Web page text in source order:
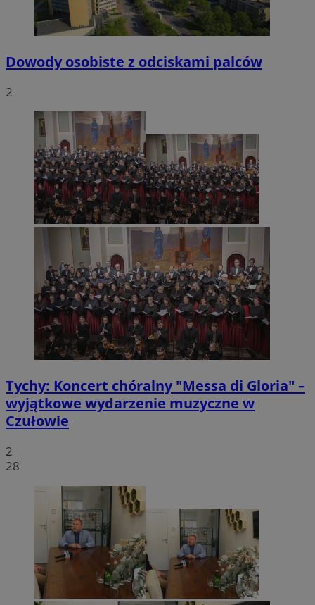
Dowody osobiste z odciskami palców
2
Tychy: Koncert chóralny "Messa di Gloria" –
wyjątkowe wydarzenie muzyczne w
Czułowie
2
28